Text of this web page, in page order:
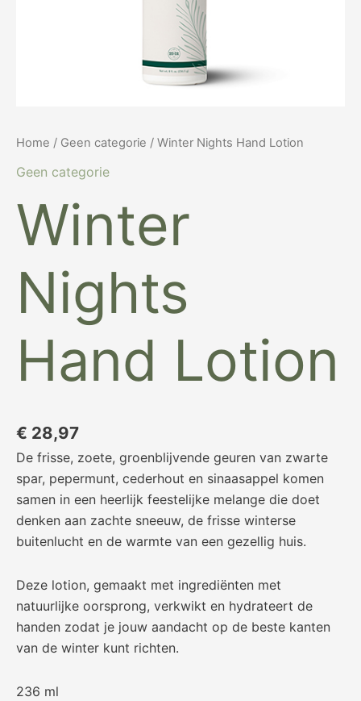
Home / Geen categorie / Winter Nights Hand Lotion
Geen categorie
Winter
Nights
Hand Lotion
€ 28,97
De frisse, zoete, groenblijvende geuren van zwarte
spar, pepermunt, cederhout en sinaasappel komen
samen in een heerlijk feestelijke melange die doet
denken aan zachte sneeuw, de frisse winterse
buitenlucht en de warmte van een gezellig huis.
Deze lotion, gemaakt met ingrediënten met
natuurlijke oorsprong, verkwikt en hydrateert de
handen zodat je jouw aandacht op de beste kanten
van de winter kunt richten.
236 ml